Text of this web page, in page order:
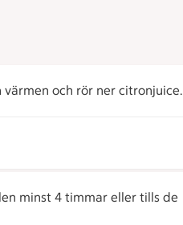
värmen och rör ner citronjuice.
minst 4 timmar eller tills de